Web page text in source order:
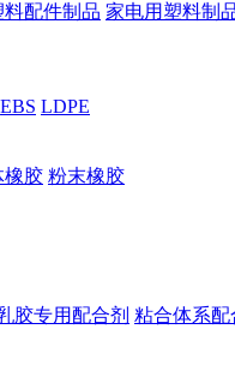
料配件制品 家电用塑料制
EBS LDPE
橡胶 粉末橡胶
胶专用配合剂 粘合体系配